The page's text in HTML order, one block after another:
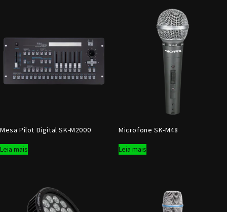
Mesa Pilot Digital SK-M2000
Leia mais
Microfone SK-M48
Leia mais